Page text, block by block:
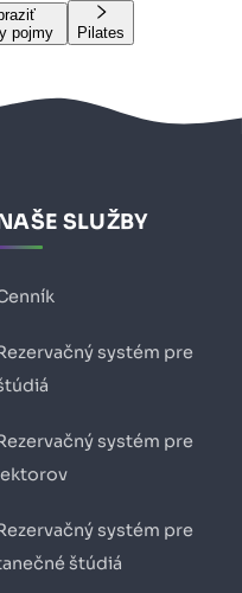
pojmy
Pilates
SLUŽBY
systém pre
systém pre
systém pre
štúdiá